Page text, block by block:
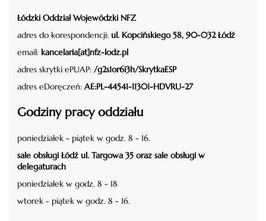
Łódzki Oddział Wojewódzki NFZ
adres do korespondencji: ul. Kopcińskiego 58, 90-032 Łódź
email: kancelaria[at]nfz-lodz.pl
adres skrytki ePUAP: /g2s1or6i3h/SkrytkaESP
adres eDoręczeń: AE:PL-44541-11301-HDVRU-27
Godziny pracy oddziału
poniedziałek - piątek w godz. 8 - 16.
sale obsługi Łódź ul. Targowa 35 oraz sale obsługi w
delegaturach
poniedziałek w godz. 8 - 18
wtorek - piątek w godz. 8 - 16.